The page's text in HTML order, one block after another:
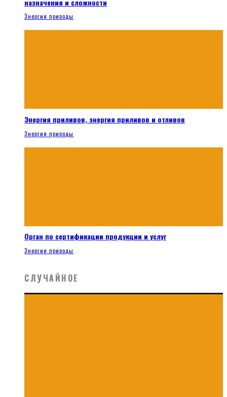
назначения и сложности
Энергия природы
Энергия приливов, энергия приливов и отливов
Энергия природы
Орган по сертификации продукции и услуг
Энергия природы
СЛУЧАЙНОЕ